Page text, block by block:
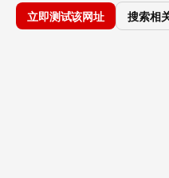
立即测试该网址 搜索相